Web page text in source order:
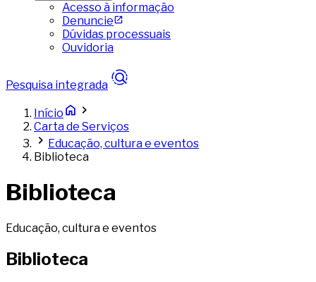
Acesso à informação
Denuncie
Dúvidas processuais
Ouvidoria
Pesquisa integrada
Início
Carta de Serviços
Educação, cultura e eventos
Biblioteca
Biblioteca
Educação, cultura e eventos
Biblioteca